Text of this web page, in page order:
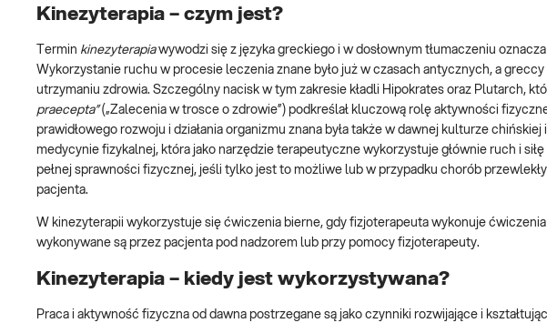
Kinezyterapia – czym jest?
Termin kinezyterapiawywodzi się z języka greckiego i w dosłownym tłumaczeniu
Wykorzystanie ruchu w procesie leczenia znane było już w czasach antycznych, a
utrzymaniu zdrowia. Szczególny nacisk w tym zakresie kładli Hipokrates oraz Plutarch,
praecepta”(„Zalecenia w trosce o zdrowie”) podkreślał kluczową rolę aktywności
prawidłowego rozwoju i działania organizmu znana była także w dawnej kulturze
medycynie fizykalnej, która jako narzędzie terapeutyczne wykorzystuje głównie ruch i
pełnej sprawności fizycznej, jeśli tylko jest to możliwe lub w przypadku chorób
pacjenta.
W kinezyterapii wykorzystuje się ćwiczenia bierne, gdy fizjoterapeuta wykonuje
wykonywane są przez pacjenta pod nadzorem lub przy pomocy fizjoterapeuty.
Kinezyterapia – kiedy jest wykorzystywana?
Praca i aktywność fizyczna od dawna postrzegane są jako czynniki rozwijające i